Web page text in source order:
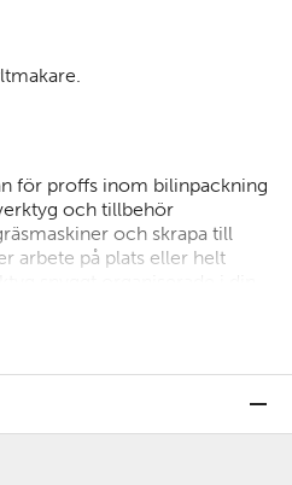
för proffs inom bilinpackning
och tillbehör
och skrapa till
arbete på plats eller helt
snyggt organiserade i din